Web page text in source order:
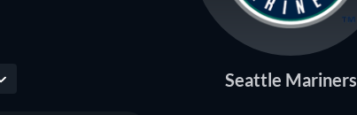
Seattle Mariners